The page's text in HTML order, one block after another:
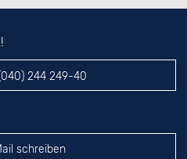
244 249-40
schreiben